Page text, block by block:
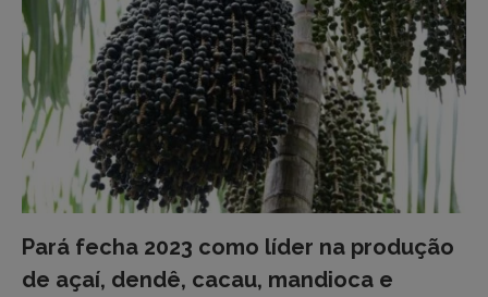
Pará fecha 2023 como líder na produção
de açaí, dendê, cacau, mandioca e